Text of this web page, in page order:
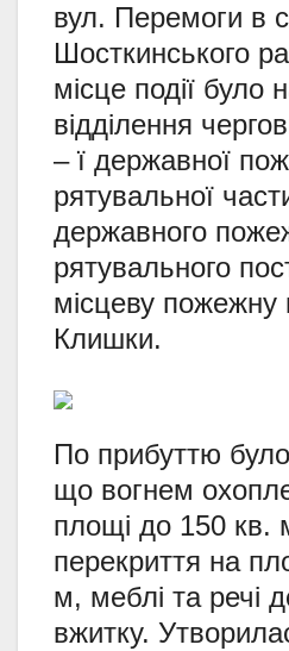
вул. Перемоги в
Шосткинського
місце події було
відділення
– ї державної
рятувальної
державного
рятувального
місцеву пожежну
Клишки.
По прибуттю
що вогнем
площі до 150 кв.
перекриття на
м, меблі та речі
вжитку.